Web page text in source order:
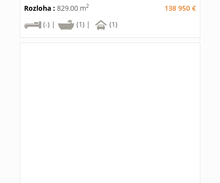
Rozloha : 829.00 m2
138 950 €
(-) |
(1) | (1)